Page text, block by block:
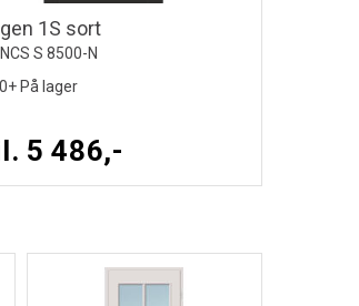
1S sort
S 8500-N
På lager
5 486,-